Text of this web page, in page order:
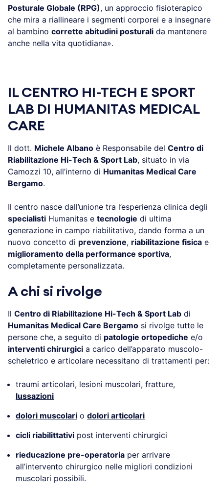
Posturale Globale (RPG), un approccio fisioterapico
che mira a riallineare i segmenti corporei e a insegnare
al bambino corrette abitudini posturali da mantenere
anche nella vita quotidiana».
IL CENTRO HI-TECH E SPORT
LAB DI HUMANITAS MEDICAL
CARE
Il dott. Michele Albano è Responsabile del Centro di
Riabilitazione Hi-Tech & Sport Lab, situato in via
Camozzi 10, all’interno di Humanitas Medical Care
Bergamo.
Il centro nasce dall’unione tra l’esperienza clinica degli
specialisti Humanitas e tecnologie di ultima
generazione in campo riabilitativo, dando forma a un
nuovo concetto di prevenzione, riabilitazione fisica e
miglioramento della performance sportiva,
completamente personalizzata.
A chi si rivolge
Il Centro di Riabilitazione Hi-Tech & Sport Lab di
Humanitas Medical Care Bergamo si rivolge tutte le
persone che, a seguito di patologie ortopediche e/o
interventi chirurgici a carico dell’apparato muscolo-
scheletrico e articolare necessitano di trattamenti per:
traumi articolari, lesioni muscolari, fratture,
lussazioni
dolori muscolari o dolori articolari
cicli riabilittativi post interventi chirurgici
rieducazione pre-operatoria per arrivare
all’intervento chirurgico nelle migliori condizioni
muscolari possibili.